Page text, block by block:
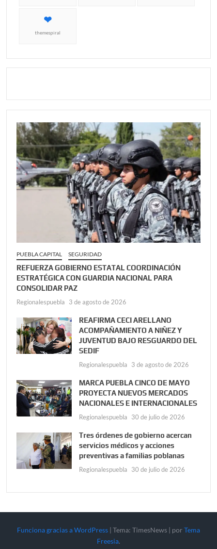
themespiral
PUEBLA CAPITAL SEGURIDAD
REFUERZA GOBIERNO ESTATAL COORDINACIÓN
ESTRATÉGICA CON GUARDIA NACIONAL PARA
CONSOLIDAR PAZ
Regionalespuebla 3 de agosto de 2026
REAFIRMA CECI ARELLANO
ACOMPAÑAMIENTO A NIÑEZ Y
JUVENTUD BAJO RESGUARDO DEL
SEDIF
Regionalespuebla 3 de agosto de 2026
MARCA PUEBLA CINCO DE MAYO
PROYECTA NUEVOS MERCADOS
NACIONALES E INTERNACIONALES
Regionalespuebla 30 de julio de 2026
Tres órdenes de gobierno acercan
servicios médicos y acciones
preventivas a familias poblanas
Regionalespuebla 30 de julio de 2026
Funciona gracias a WordPress | Tema: TimesNews | por Tema
Freesia.